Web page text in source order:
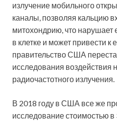
излучение мобильного
каналы, позволяя кальцию
митохондрию, что нарушает
в клетке и может привести к
правительство США
исследования воздействия
радиочастотного излучения.
В 2018 году в США все же
исследование стоимостью